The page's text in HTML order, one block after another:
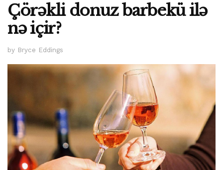
Çörəkli donuz barbekü ilə
nə içir?
by Bryce Eddings